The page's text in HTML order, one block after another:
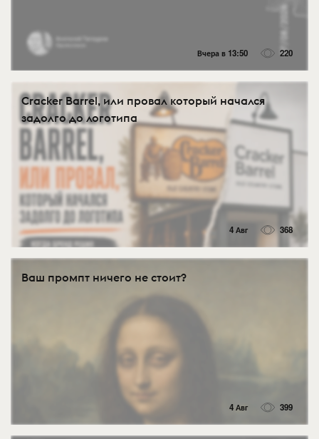
Вчера в 13:50 220
Cracker Barrel, или провал который начался
задолго до логотипа
4 Авг 368
Ваш промпт ничего не стоит?
4 Авг 399